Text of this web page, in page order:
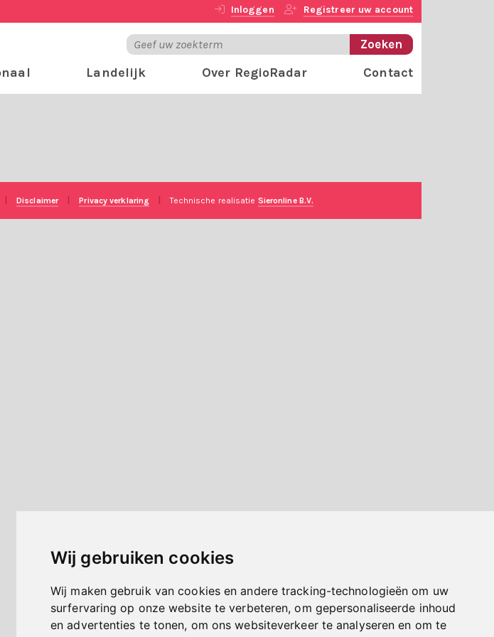
Wij gebruiken cookies
Wij maken gebruik van cookies en andere tracking-technologieën om uw
surfervaring op onze website te verbeteren, om gepersonaliseerde inhoud
en advertenties te tonen, om ons websiteverkeer te analyseren en om te
Inloggen Registreer uw account
Landelijk Over RegioRadar Contact
Disclaimer Privacy verklaring Technische realisatie Sieronline B.V.